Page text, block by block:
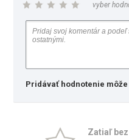
vyber
Pridávať hodnotenie môže
Zatiaľ